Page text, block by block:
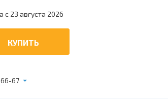
с 23 августа 2026
КУПИТЬ
67